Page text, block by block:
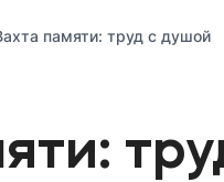
памяти: труд с душой